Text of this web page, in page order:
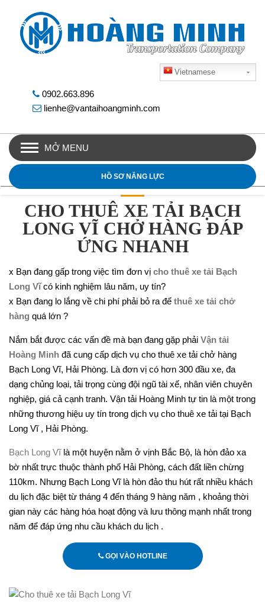
Vietnamese
0902.663.896
lienhe@vantaihoangminh.com
MỞ MENU
HỒ SƠ NĂNG LỰC
CHO THUÊ XE TẢI BẠCH
LONG VĨ CHỞ HÀNG ĐÁP
ỨNG NHANH
x Bạn đang gấp trong việc tìm đơn vị cho thuê xe tải Bạch
Long Vĩcó kinh nghiệm lâu năm, uy tín?
x Bạn đang lo lắng về chi phí phải bỏ ra để thuê xe tải chở
hàng quá lớn ?
Nắm bắt được các vấn đề mà bạn đang gặp phải Vận tải
Hoàng Minh đã cung cấp dịch vụ cho thuê xe tải chở hàng
Bạch Long Vĩ, Hải Phòng. Là đơn vị có hơn 300 đầu xe, đa
dạng chủng loại, tải trọng cùng đội ngũ tài xế, nhân viên chuyên
nghiệp, giá cả cạnh tranh. Vận tải Hoàng Minh tự tin là một trong
những thương hiệu uy tín trong dịch vụ cho thuê xe tải tại Bạch
Long Vĩ , Hải Phòng.
Bạch Long Vĩlà một huyện nằm ở vịnh Bắc Bộ, là hòn đảo xa
bờ nhất trực thuộc thành phố Hải Phòng, cách đất liền chừng
110km. Nhưng Bạch Long Vĩ là hòn đảo thu hút rất nhiều khách
du lịch đặc biệt từ tháng 4 đến tháng 9 hàng năm , khoảng thời
gian này các hàng hóa hoạt động và lưu thông mạnh nhất trong
năm để đáp ứng nhu cầu khách du lịch .
GỌI VÀO HOTLINE